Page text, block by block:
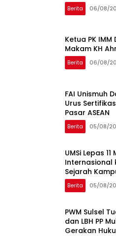
Berita 06/08/
Ketua PK
Makam KH
Berita 06/08/
FAI Unismuh
Urus
Pasar ASEAN
Berita 05/08/
UMSi Lepas
Internasional
Sejarah
Berita 05/08/
PWM Sulsel
dan LBH PP
Gerakan